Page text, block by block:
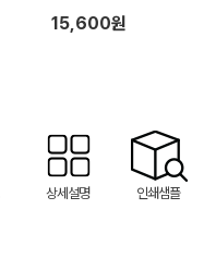
15,600원
상세설명 인쇄샘플